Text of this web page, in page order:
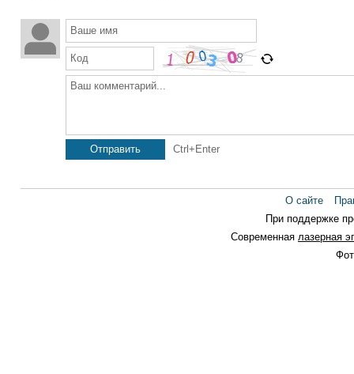
Ваше имя
Код
Ваш комментарий...
Отправить Ctrl+Enter
О сайте
При поддержке
Современная лазерная